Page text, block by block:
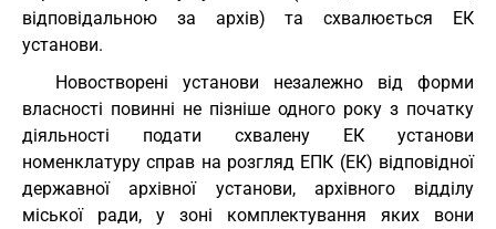
відповідальною за архів) та схвалюється ЕК
установи.
Новостворені установи незалежно від форми
власності повинні не пізніше одного року з початку
діяльності подати схвалену ЕК установи
номенклатуру справ на розгляд ЕПК (ЕК) відповідної
державної архівної установи, архівного відділу
міської ради, у зоні комплектування яких вони